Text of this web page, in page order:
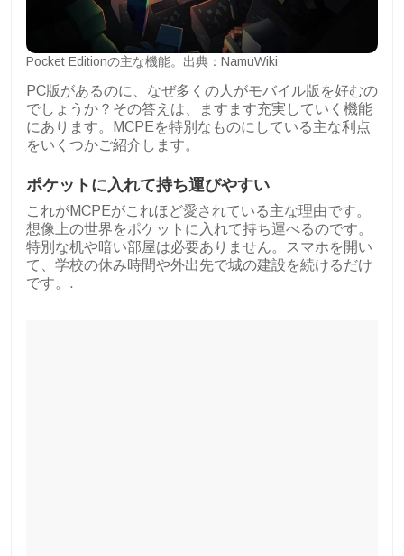
Pocket Editionの主な機能。出典：NamuWiki
PC版があるのに、なぜ多くの人がモバイル版を好むの
でしょうか？その答えは、ますます充実していく機能
にあります。MCPEを特別なものにしている主な利点
をいくつかご紹介します。
ポケットに入れて持ち運びやすい
これがMCPEがこれほど愛されている主な理由です。
想像上の世界をポケットに入れて持ち運べるのです。
特別な机や暗い部屋は必要ありません。スマホを開い
て、学校の休み時間や外出先で城の建設を続けるだけ
です。.